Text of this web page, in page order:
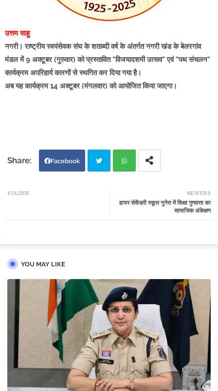
उत्तम साहू
नगरी। राष्ट्रीय स्वयंसेवक संघ के शताब्दी वर्ष के अंतर्गत नगरी खंड के बेलरगांव
मंडल में 9 अक्टूबर (गुरुवार) को प्रस्तावित "विजयादशमी उत्सव" एवं "पथ संचलन"
कार्यक्रम अपरिहार्य कारणों से स्थगित कर दिया गया है।
अब यह कार्यक्रम 14 अक्टूबर (मंगलवार) को आयोजित किया जाएगा।
Facebook
atsa
NEWER
हायर सेकेंडरी स्कूल नुनेरा में शिक्षा गुणवत्ता का
सामाजिक अंकेक्षण
OLDER
YOU MAY LIKE